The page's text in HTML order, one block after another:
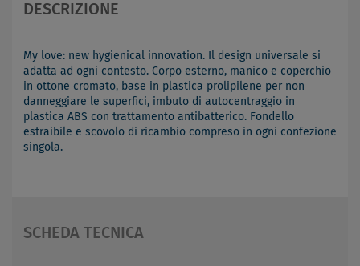
DESCRIZIONE
My love: new hygienical innovation. Il design universale si
adatta ad ogni contesto. Corpo esterno, manico e coperchio
in ottone cromato, base in plastica prolipilene per non
danneggiare le superfici, imbuto di autocentraggio in
plastica ABS con trattamento antibatterico. Fondello
estraibile e scovolo di ricambio compreso in ogni confezione
singola.
SCHEDA TECNICA